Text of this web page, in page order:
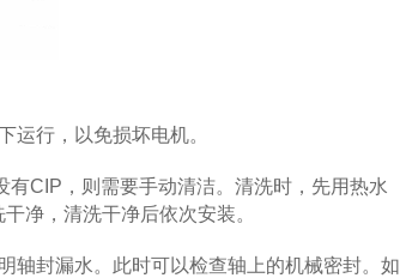
行，以免损坏电机。
CIP，则需要手动清洁。清洗时，先用热水
净，清洗干净后依次安装。
封漏水。此时可以检查轴上的机械密封。如